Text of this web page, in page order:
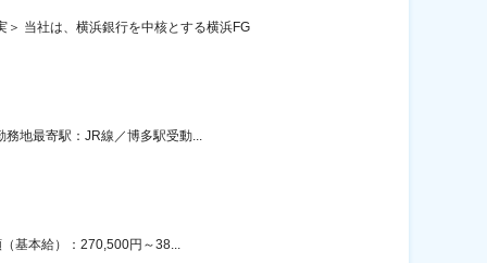
当社は、横浜銀行を中核とする横浜FG
地最寄駅：JR線／博多駅受動...
基本給）：270,500円～38...